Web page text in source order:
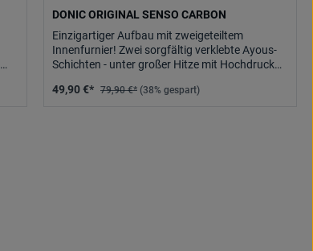
DONIC ORIGINAL SENSO CARBON
Einzigartiger Aufbau mit zweigeteiltem
Innenfurnier! Zwei sorgfältig verklebte Ayous-
Schichten - unter großer Hitze mit Hochdruck
49,90 €* 79,90 €* (38% gespart)